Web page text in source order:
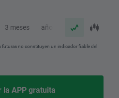
3 meses año
futuras no constituyen un indicador fiable del
la APP gratuita